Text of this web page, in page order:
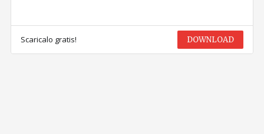
Scaricalo gratis! DOWNLOAD